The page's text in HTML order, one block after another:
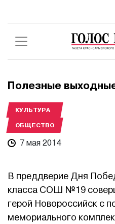
Полезные
КУЛЬТУРА
ОБЩЕСТВО
7 мая 2014
В преддверие Дня
класса СОШ №19
герой Новороссийск с
мемориального